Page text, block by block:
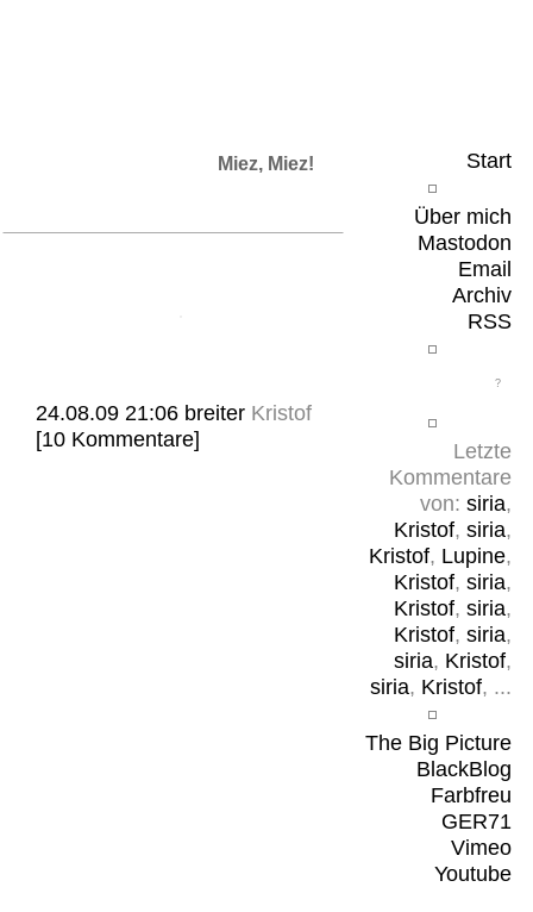
Start
Über mich
Mastodon
Email
Archiv
RSS
Letzte
Kommentare
von: siria,
Kristof, siria,
Kristof, Lupine,
Kristof, siria,
Kristof, siria,
Kristof, siria,
siria, Kristof,
siria, Kristof, ...
The Big Picture
BlackBlog
Farbfreu
GER71
Vimeo
Youtube
Miez, Miez!
24.08.09 21:06 breiter Kristof
[10 Kommentare]